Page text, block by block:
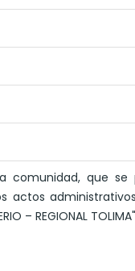
comunidad, que
actos
– REGIONAL